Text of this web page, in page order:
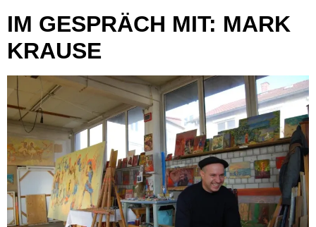
IM GESPRÄCH MIT: MARK
KRAUSE